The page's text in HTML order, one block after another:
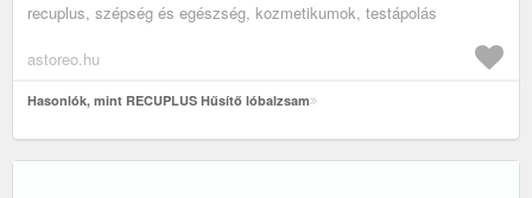
recuplus, szépség és egészség, kozmetikumok, testápolás
astoreo.hu
Hasonlók, mint RECUPLUS Hűsítő lóbalzsam